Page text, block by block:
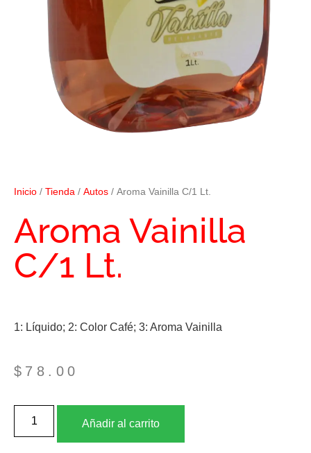
Inicio / Tienda / Autos / Aroma Vainilla C/1 Lt.
Aroma Vainilla
C/1 Lt.
1: Líquido; 2: Color Café; 3: Aroma Vainilla
$ 78.00
Añadir al carrito